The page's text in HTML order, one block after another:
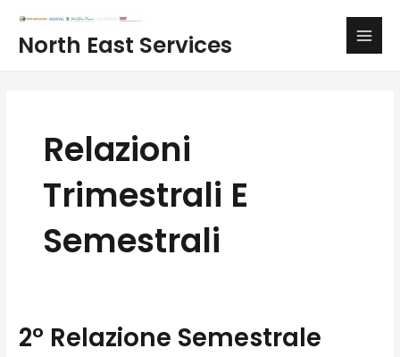
contenuto
North East Services
Main
Relazioni
Trimestrali E
Semestrali
2° Relazione Semestrale
2°